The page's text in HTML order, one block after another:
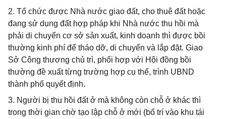
2. Tổ chức được Nhà nước giao đất, cho thuê đất hoặc
đang sử dụng đất hợp pháp khi Nhà nước thu hồi mà
phải di chuyển cơ sở sản xuất, kinh doanh thì được bồi
thường kinh phí để tháo dỡ, di chuyển và lắp đặt. Giao
Sở Công thương chủ trì, phối hợp với Hội đồng bồi
thường đề xuất từng trường hợp cụ thể, trình UBND
thành phố quyết định.
3. Người bị thu hồi đất ở mà không còn chỗ ở khác thì
trong thời gian chờ tạo lập chỗ ở mới (bố trí vào khu tái